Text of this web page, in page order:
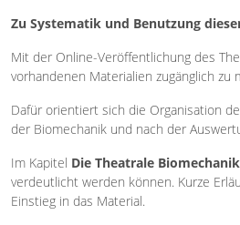
Zu Systematik und Benutzung
Mit der Online-Veröffentlichung des
vorhandenen Materialien zugänglich
Dafür orientiert sich die Organisation
der Biomechanik und nach der
Im Kapitel Die Theatrale Biomechanik
verdeutlicht werden können. Kurze
Einstieg in das Material.